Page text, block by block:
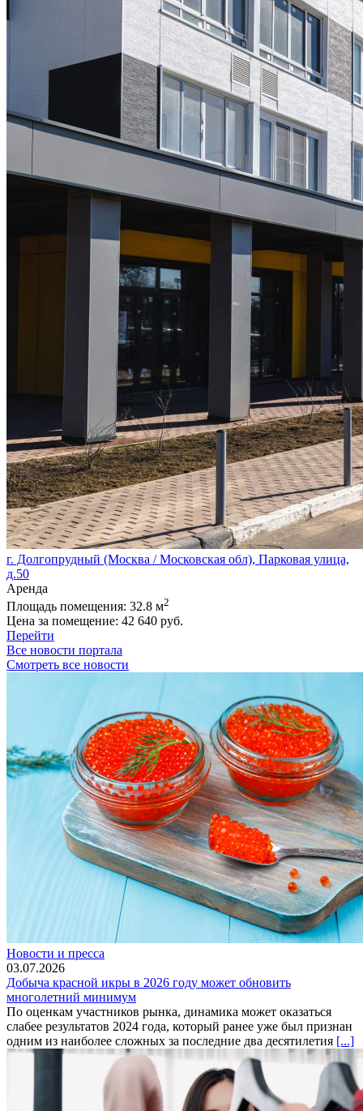
г. Долгопрудный (Москва / Московская обл), Парковая улица,
д.50
Аренда
Площадь помещения: 32.8 м2
Цена за помещение: 42 640 руб.
Перейти
Все новости портала
Смотреть все новости
Новости и пресса
03.07.2026
Добыча красной икры в 2026 году может обновить
многолетний минимум
По оценкам участников рынка, динамика может оказаться
слабее результатов 2024 года, который ранее уже был признан
одним из наиболее сложных за последние два десятилетия [...]